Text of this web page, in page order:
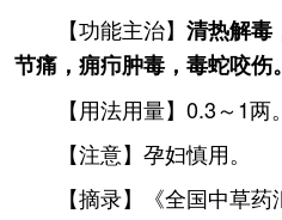
【功能主治】 清热解毒
节痛，痈疖肿毒，毒蛇咬伤。
【用法用量】0.3～1两。
【注意】孕妇慎用。
【摘录】《全国中草药